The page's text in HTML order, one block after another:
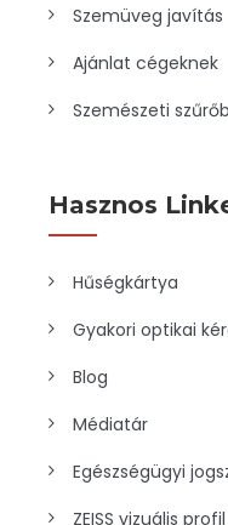
Szemüveg javítás
Ajánlat cégeknek
Szemészeti
Hasznos
Hűségkártya
Gyakori optikai
Blog
Médiatár
Egészségügyi
ZEISS vizuális profil